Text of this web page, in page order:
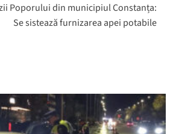
Poporului din municipiul Constanța:
Se sistează furnizarea apei potabile